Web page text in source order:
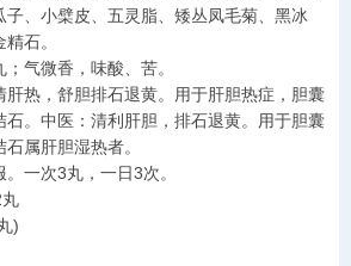
、小檗皮、五灵脂、矮丛凤毛菊、黑冰
石。
气微香，味酸、苦。
肝热，舒胆排石退黄。用于肝胆热症，胆囊
石。中医：清利肝胆，排石退黄。用于胆囊
属肝胆湿热者。
。一次3丸，一日3次。
)